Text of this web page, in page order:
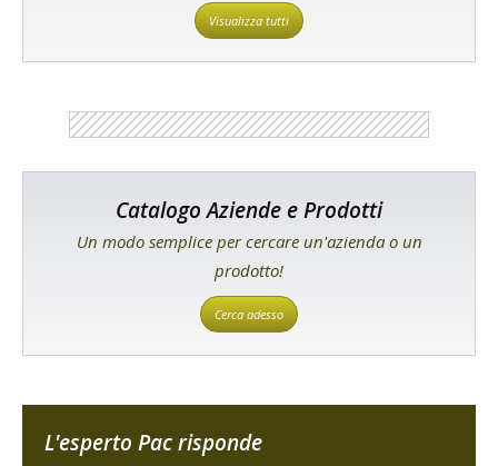
Visualizza tutti
Catalogo Aziende e Prodotti
Un modo semplice per cercare un'azienda o un
prodotto!
Cerca adesso
L'esperto Pac risponde